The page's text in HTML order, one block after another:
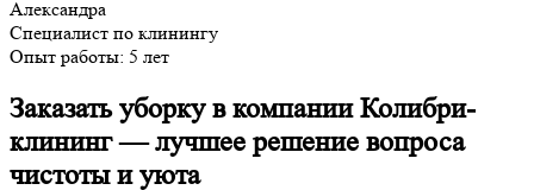
Александра
Специалист по клинингу
Опыт работы: 5 лет
Заказать уборку в компании Колибри-
клининг — лучшее решение вопроса
чистоты и уюта